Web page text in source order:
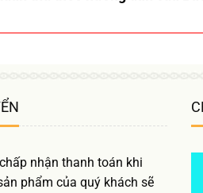
nhận thanh toán khi
phẩm của quý khách sẽ